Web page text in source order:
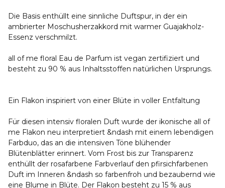
Die Basis enthüllt eine sinnliche Duftspur, in der ein
ambrierter Moschusherzakkord mit warmer Guajakholz-
Essenz verschmilzt.
all of me floral Eau de Parfum ist vegan zertifiziert und
besteht zu 90 % aus Inhaltsstoffen natürlichen Ursprungs.
Ein Flakon inspiriert von einer Blüte in voller Entfaltung
Für diesen intensiv floralen Duft wurde der ikonische all of
me Flakon neu interpretiert &ndash mit einem lebendigen
Farbduo, das an die intensiven Töne blühender
Blütenblätter erinnert. Vom Frost bis zur Transparenz
enthüllt der rosafarbene Farbverlauf den pfirsichfarbenen
Duft im Inneren &ndash so farbenfroh und bezaubernd wie
eine Blume in Blüte. Der Flakon besteht zu 15 % aus